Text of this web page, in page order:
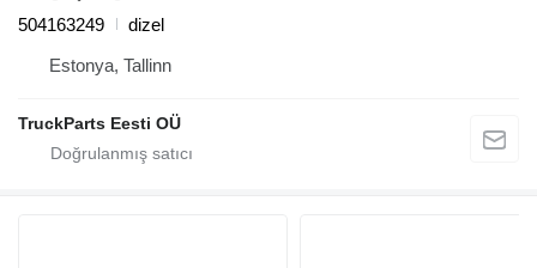
504163249
dizel
Estonya, Tallinn
TruckParts Eesti OÜ